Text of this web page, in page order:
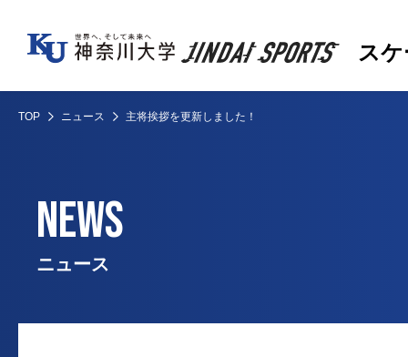
ス
TOP ニュース 主将挨拶を更新しました！
NEWS
ニュース